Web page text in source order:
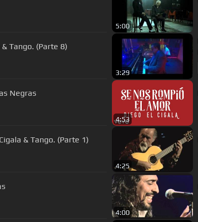
5:00
Tango. (Parte 8)
3:29
Negras
4:53
& Tango. (Parte 1)
4:25
4:00